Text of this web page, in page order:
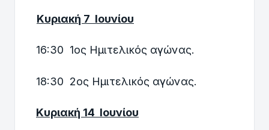
Κυριακή 7 Ιουνίου
16:30 1oς Ημιτελικός αγώνας.
18:30 2oς Ημιτελικός αγώνας.
Kυριακή 14 Ιουνίου